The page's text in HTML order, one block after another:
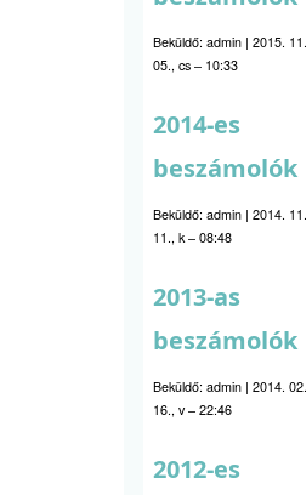
Beküldő: admin | 2015. 11.
05., cs – 10:33
2014-es
beszámolók
Beküldő: admin | 2014. 11.
11., k – 08:48
2013-as
beszámolók
Beküldő: admin | 2014. 02.
16., v – 22:46
2012-es